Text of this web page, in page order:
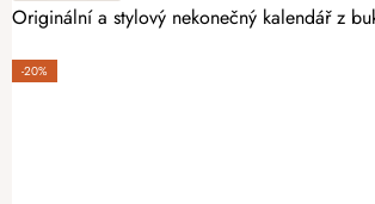
Originální a stylový nekonečný kalendář z
-20%